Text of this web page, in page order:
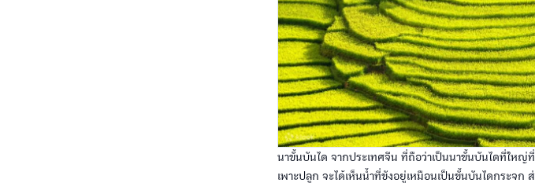
นาขั้นบันได จากประเทศจีน ที่ถือว่าเป็นนาขั้นบันไดที่ใหญ่
เพาะปลูก จะได้เห็นน้ำที่ขังอยู่เหมือนเป็นขั้นบันไดกระจก